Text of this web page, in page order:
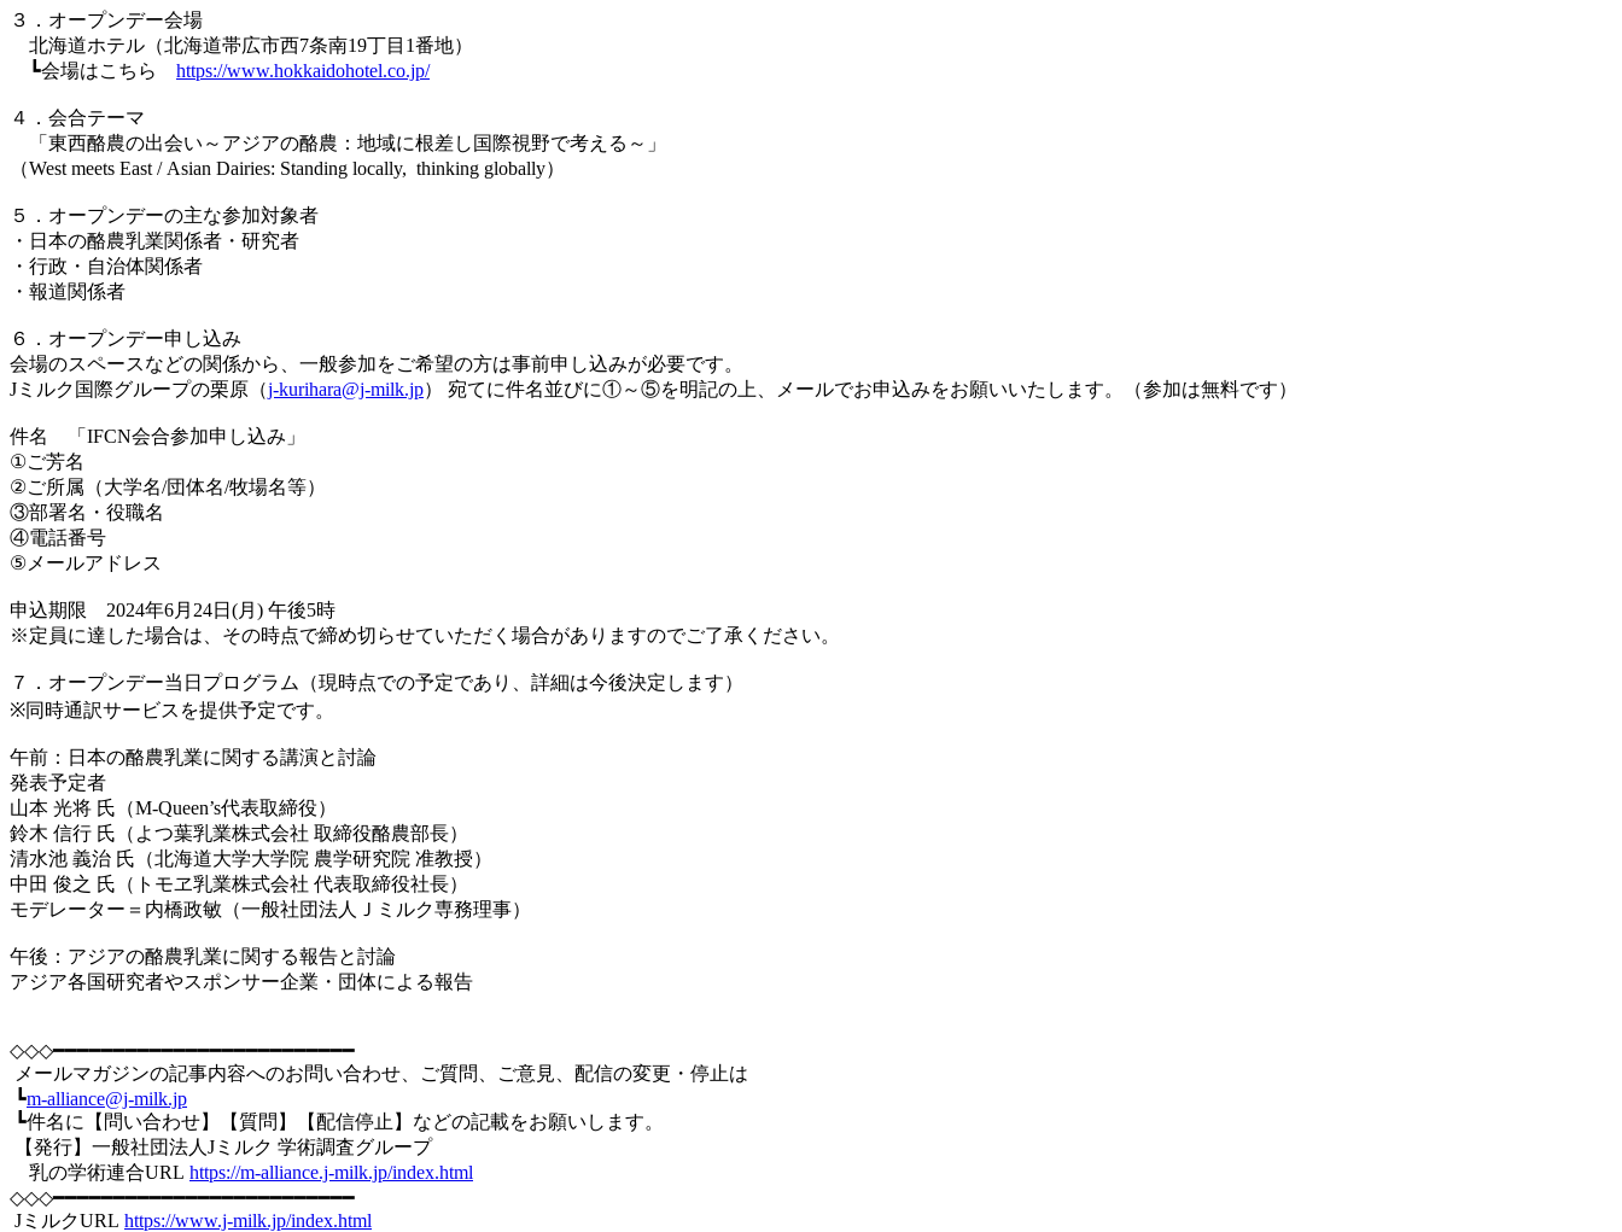
３．オープンデー会場
北海道ホテル（北海道帯広市西7条南19丁目1番地）
┗会場はこちら https://www.hokkaidohotel.co.jp/
４．会合テーマ
「東西酪農の出会い～アジアの酪農：地域に根差し国際視野で考える～」
（West meets East / Asian Dairies: Standing locally, thinking globally）
５．オープンデーの主な参加対象者
・日本の酪農乳業関係者・研究者
・行政・自治体関係者
・報道関係者
６．オープンデー申し込み
会場のスペースなどの関係から、一般参加をご希望の方は事前申し込みが必要です。
Jミルク国際グループの栗原（j-kurihara@j-milk.jp） 宛てに件名並びに①～⑤を明記の上、メールでお申込みをお願いいたします。（参加は無料です）
件名 「IFCN会合参加申し込み」
①ご芳名
②ご所属（大学名/団体名/牧場名等）
③部署名・役職名
④電話番号
⑤メールアドレス
申込期限 2024年6月24日(月) 午後5時
※定員に達した場合は、その時点で締め切らせていただく場合がありますのでご了承ください。
７．オープンデー当日プログラム（現時点での予定であり、詳細は今後決定します）
※同時通訳サービスを提供予定です。
午前：日本の酪農乳業に関する講演と討論
発表予定者
山本 光将 氏（M-Queen’s代表取締役）
鈴木 信行 氏（よつ葉乳業株式会社 取締役酪農部長）
清水池 義治 氏（北海道大学大学院 農学研究院 准教授）
中田 俊之 氏（トモヱ乳業株式会社 代表取締役社長）
モデレーター＝内橋政敏（一般社団法人Ｊミルク専務理事）
午後：アジアの酪農乳業に関する報告と討論
アジア各国研究者やスポンサー企業・団体による報告
◇◇◇━━━━━━━━━━━━━━━━━━━━━━━━━
メールマガジンの記事内容へのお問い合わせ、ご質問、ご意見、配信の変更・停止は
┗m-alliance@j-milk.jp
┗件名に【問い合わせ】【質問】【配信停止】などの記載をお願いします。
【発行】一般社団法人Jミルク 学術調査グループ
乳の学術連合URL https://m-alliance.j-milk.jp/index.html
◇◇◇━━━━━━━━━━━━━━━━━━━━━━━━━
JミルクURL https://www.j-milk.jp/index.html